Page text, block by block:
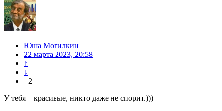
Юша Могилкин
22 марта 2023, 20:58
↑
↓
+2
У тебя – красивые, никто даже не спорит.)))